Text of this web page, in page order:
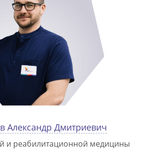
Александр Дмитриевич
и реабилитационной медицины